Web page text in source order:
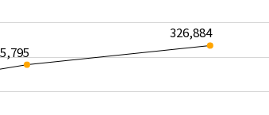
326,884